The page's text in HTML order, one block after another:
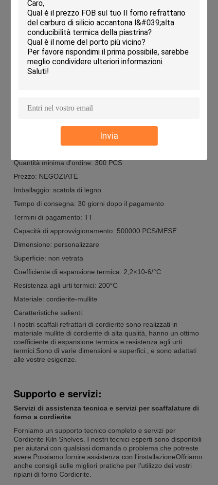
Invia
è vetrataIl coefficiente di espansione termica di questo
prodotto è di 2,2×10-6/°C.mentre la dimensione può essere
personalizzata in base alle esigenze dei clientiLa resistenza
alle alte temperature delle piastre di forno mullite cordierite di
KAMTAI è ideale per applicazioni che richiedono resistenza e
durata ad alte temperature.
Marchio: KAMTAI
Quantità minima d'ordine: 300 PCS
Prezzo: NEGOZIATE
Imballaggio: scatola di legno
Tempo di consegna: 30 giorni dopo il pagamento
Termini di pagamento: TT
Capacità di approvvigionamento: 500000 PCS/MESE
Dimensione: personalizzare
Superficie: non vetrata
Coefficiente di espansione termica: 2,2×10-6/°C
Resistenza agli urti termici: 200°C
Materiale: cordierite-mullite
Caratteristiche salienti:
I nostri scaffali refrattari di cordierite sono realizzati in
materiale mullite di cordierite di alta qualità, hanno un ottimo
coefficiente di espansione termica e resistenza agli urti
termici.Sono di varie dimensioni e superfici., e sono adattati
alle vostre esigenze.
Supporto e servizi:
Servizi di assistenza tecnica e servizi per scaffalature di
forno a cordierite
Forniamo un supporto tecnico completo e servizi per
Cordierite Kiln Shelves. I nostri tecnici esperti sono disponibili
per aiutarvi con qualsiasi domanda o problema che potreste
avere.Possiamo fornire assistenza con l'installazioneOffriamo
anche consigli sulle migliori pratiche per l'utilizzo dei vostri
ripiani di forno Cordierite.